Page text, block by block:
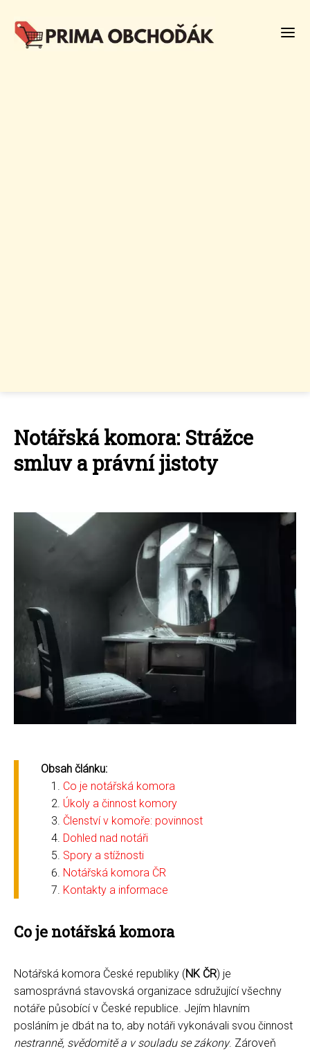
Notářská komora: Strážce
smluv a právní jistoty
Obsah článku:
Co je notářská komora
Úkoly a činnost komory
Členství v komoře: povinnost
Dohled nad notáři
Spory a stížnosti
Notářská komora ČR
Kontakty a informace
Co je notářská komora
Notářská komora České republiky (NK ČR) je
samosprávná stavovská organizace sdružující všechny
notáře působící v České republice. Jejím hlavním
posláním je dbát na to, aby notáři vykonávali svou činnost
nestranně, svědomitě a v souladu se zákony. Zároveň